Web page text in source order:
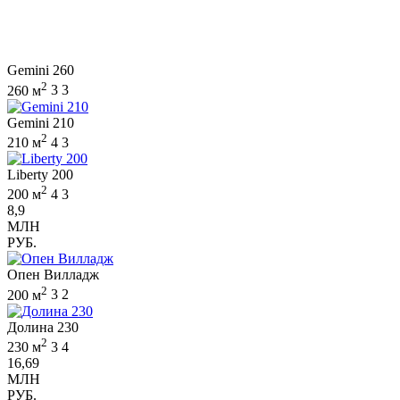
Gemini 260
260 м2 3 3
Gemini 210
210 м2 4 3
Liberty 200
200 м2 4 3
8,9
МЛН
РУБ.
Опен Вилладж
200 м2 3 2
Долина 230
230 м2 3 4
16,69
МЛН
РУБ.